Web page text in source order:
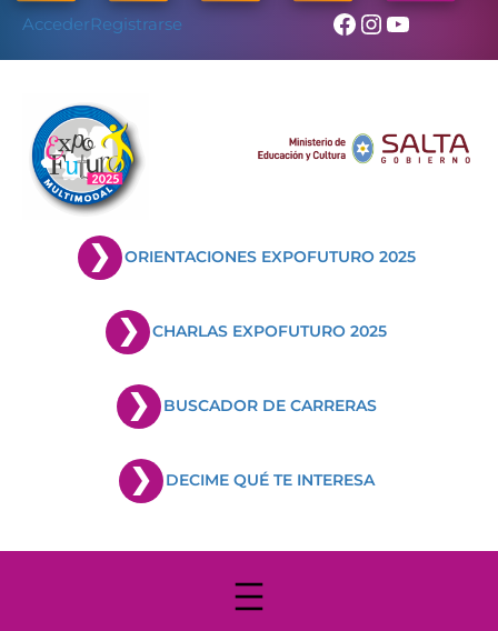
Skip
content
AccederRegistrarse Facebook
Instagram
YouTube
ORIENTACIONES EXPOFUTURO 2025
CHARLAS EXPOFUTURO 2025
BUSCADOR DE CARRERAS
DECIME QUÉ TE INTERESA